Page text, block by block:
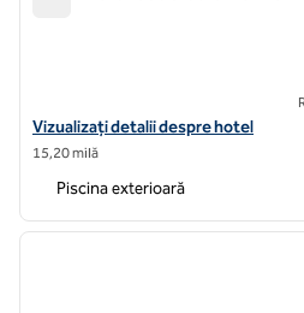
Vizualizați detaliile hotelului Hilton
Vizualizați detalii despre hotel
15,20 milă
Piscina exterioară
1 din 12